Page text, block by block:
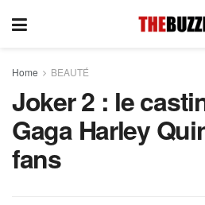
Home BEAUTÉ
Joker 2 : le
Gaga Harley
fans